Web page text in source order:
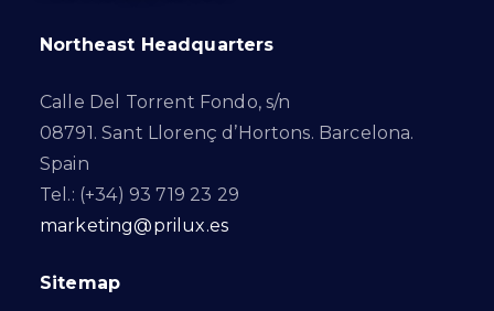
Northeast Headquarters
Calle Del Torrent Fondo, s/n
08791. Sant Llorenç d’Hortons. Barcelona.
Spain
Tel.: (+34) 93 719 23 29
marketing@prilux.es
Sitemap